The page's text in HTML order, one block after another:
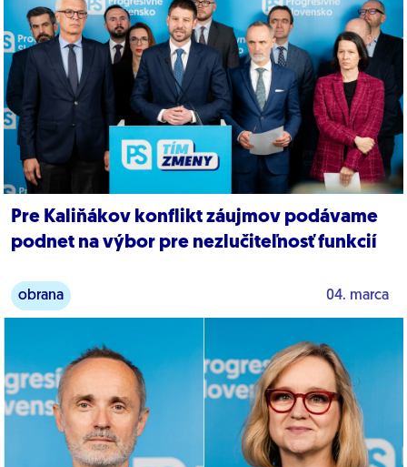
Pre Kaliňákov konflikt záujmov podávame
podnet na výbor pre nezlučiteľnosť funkcií
obrana 04. marca